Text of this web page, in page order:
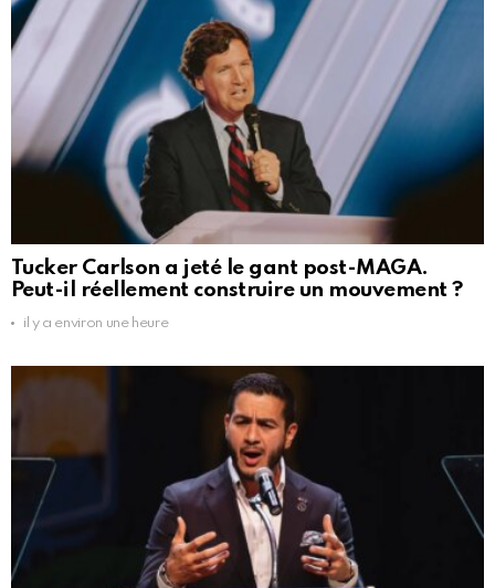
Tucker Carlson a jeté le gant post-MAGA.
Peut-il réellement construire un mouvement ?
il y a environ une heure